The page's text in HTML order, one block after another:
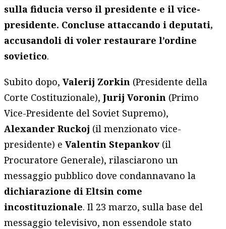
sulla fiducia verso il presidente e il vice-
presidente. Concluse attaccando i deputati,
accusandoli di voler restaurare l’ordine
sovietico.
Subito dopo,Valerij Zorkin (Presidente della
Corte Costituzionale),Jurij Voronin (Primo
Vice-Presidente del Soviet Supremo),
Alexander Ruckoj (il menzionato vice-
presidente) e Valentin Stepankov (il
Procuratore Generale), rilasciarono un
messaggio pubblico dove condannavano la
dichiarazione di Eltsin come
incostituzionale. Il 23 marzo, sulla base del
messaggio televisivo, non essendole stato